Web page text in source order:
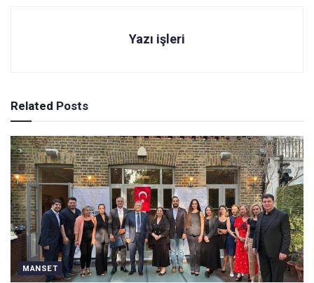
Yazı işleri
Related Posts
MANSET